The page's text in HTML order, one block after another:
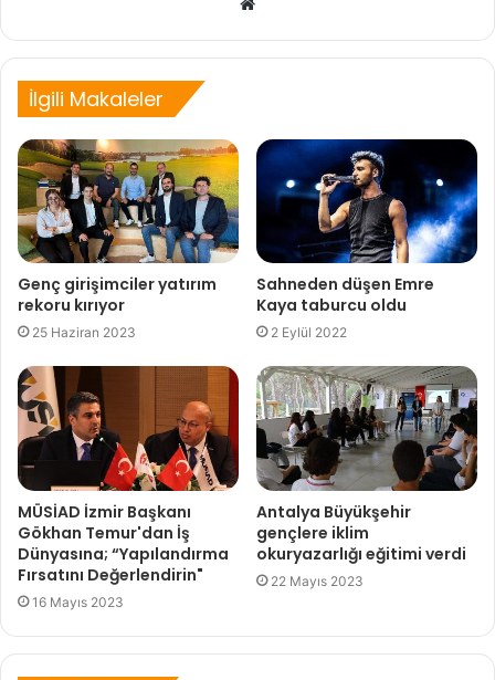
İlgili Makaleler
Genç girişimciler yatırım
rekoru kırıyor
25 Haziran 2023
Sahneden düşen Emre
Kaya taburcu oldu
2 Eylül 2022
MÜSİAD İzmir Başkanı
Gökhan Temur'dan İş
Dünyasına; “Yapılandırma
Fırsatını Değerlendirin"
16 Mayıs 2023
Antalya Büyükşehir
gençlere iklim
okuryazarlığı eğitimi verdi
22 Mayıs 2023